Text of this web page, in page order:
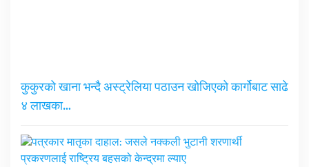
कुकुरको खाना भन्दै अस्ट्रेलिया पठाउन खोजिएको कार्गोबाट साढे
४ लाखका…